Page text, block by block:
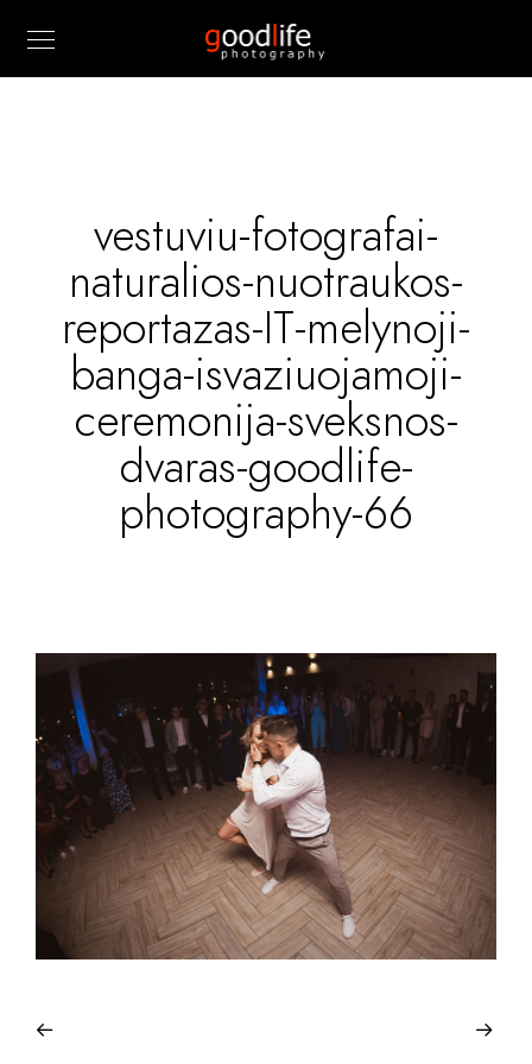
vestuviu-fotografai-
naturalios-nuotraukos-
reportazas-IT-melynoji-
banga-isvaziuojamoji-
ceremonija-sveksnos-
dvaras-goodlife-
photography-66